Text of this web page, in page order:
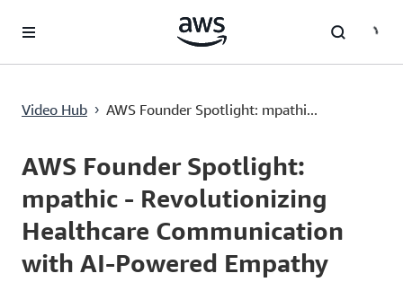
Video Hub › AWS Founder Spotlight: mpathi...
Current
0:00 / Duration
8:18
AWS Founder Spotlight:
mpathic - Revolutionizing
Healthcare Communication
with AI-Powered Empathy